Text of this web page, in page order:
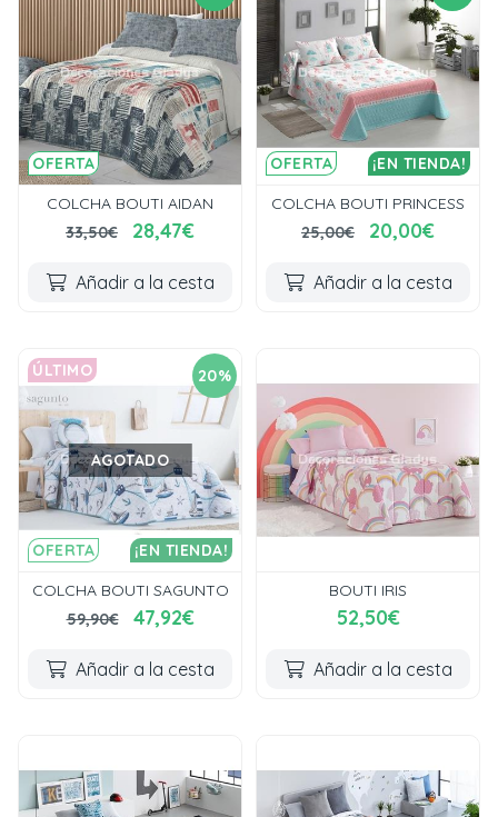
OFERTA
COLCHA BOUTI AIDAN
33,50€
28,47€
Añadir a la cesta
OFERTA ¡EN TIENDA!
COLCHA BOUTI PRINCESS
25,00€
20,00€
Añadir a la cesta
20%
OFERTA ¡EN TIENDA!
ÚLTIMO
AGOTADO
COLCHA BOUTI SAGUNTO
59,90€
47,92€
Añadir a la cesta
BOUTI IRIS
52,50€
Añadir a la cesta